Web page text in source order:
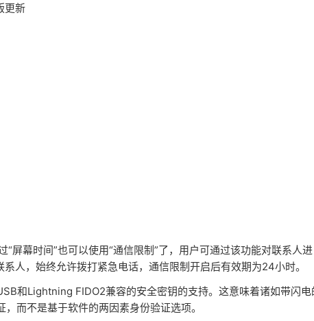
幕时间”也可以使用“通信限制”了，用户可通过该功能对联系人进
人，始终允许拨打紧急电话，通信限制开启后有效期为24小时。
和Lightning FIDO2兼容的安全密钥的支持。这意味着诸如带闪电
而不是基于软件的两因素身份验证选项。